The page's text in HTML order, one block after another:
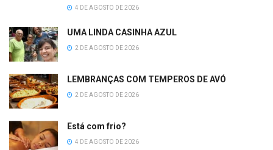
4 DE AGOSTO DE 2026
UMA LINDA CASINHA AZUL
2 DE AGOSTO DE 2026
LEMBRANÇAS COM TEMPEROS DE AVÓ
2 DE AGOSTO DE 2026
Está com frio?
4 DE AGOSTO DE 2026